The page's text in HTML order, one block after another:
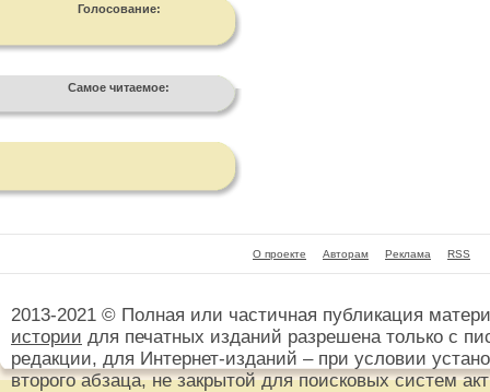
Голосование:
Самое читаемое:
О проекте Авторам Реклама RSS
2013-2021 © Полная или частичная публикация
истории для печатных изданий разрешена только с
редакции, для Интернет-изданий – при условии
второго абзаца, не закрытой для поисковых систем